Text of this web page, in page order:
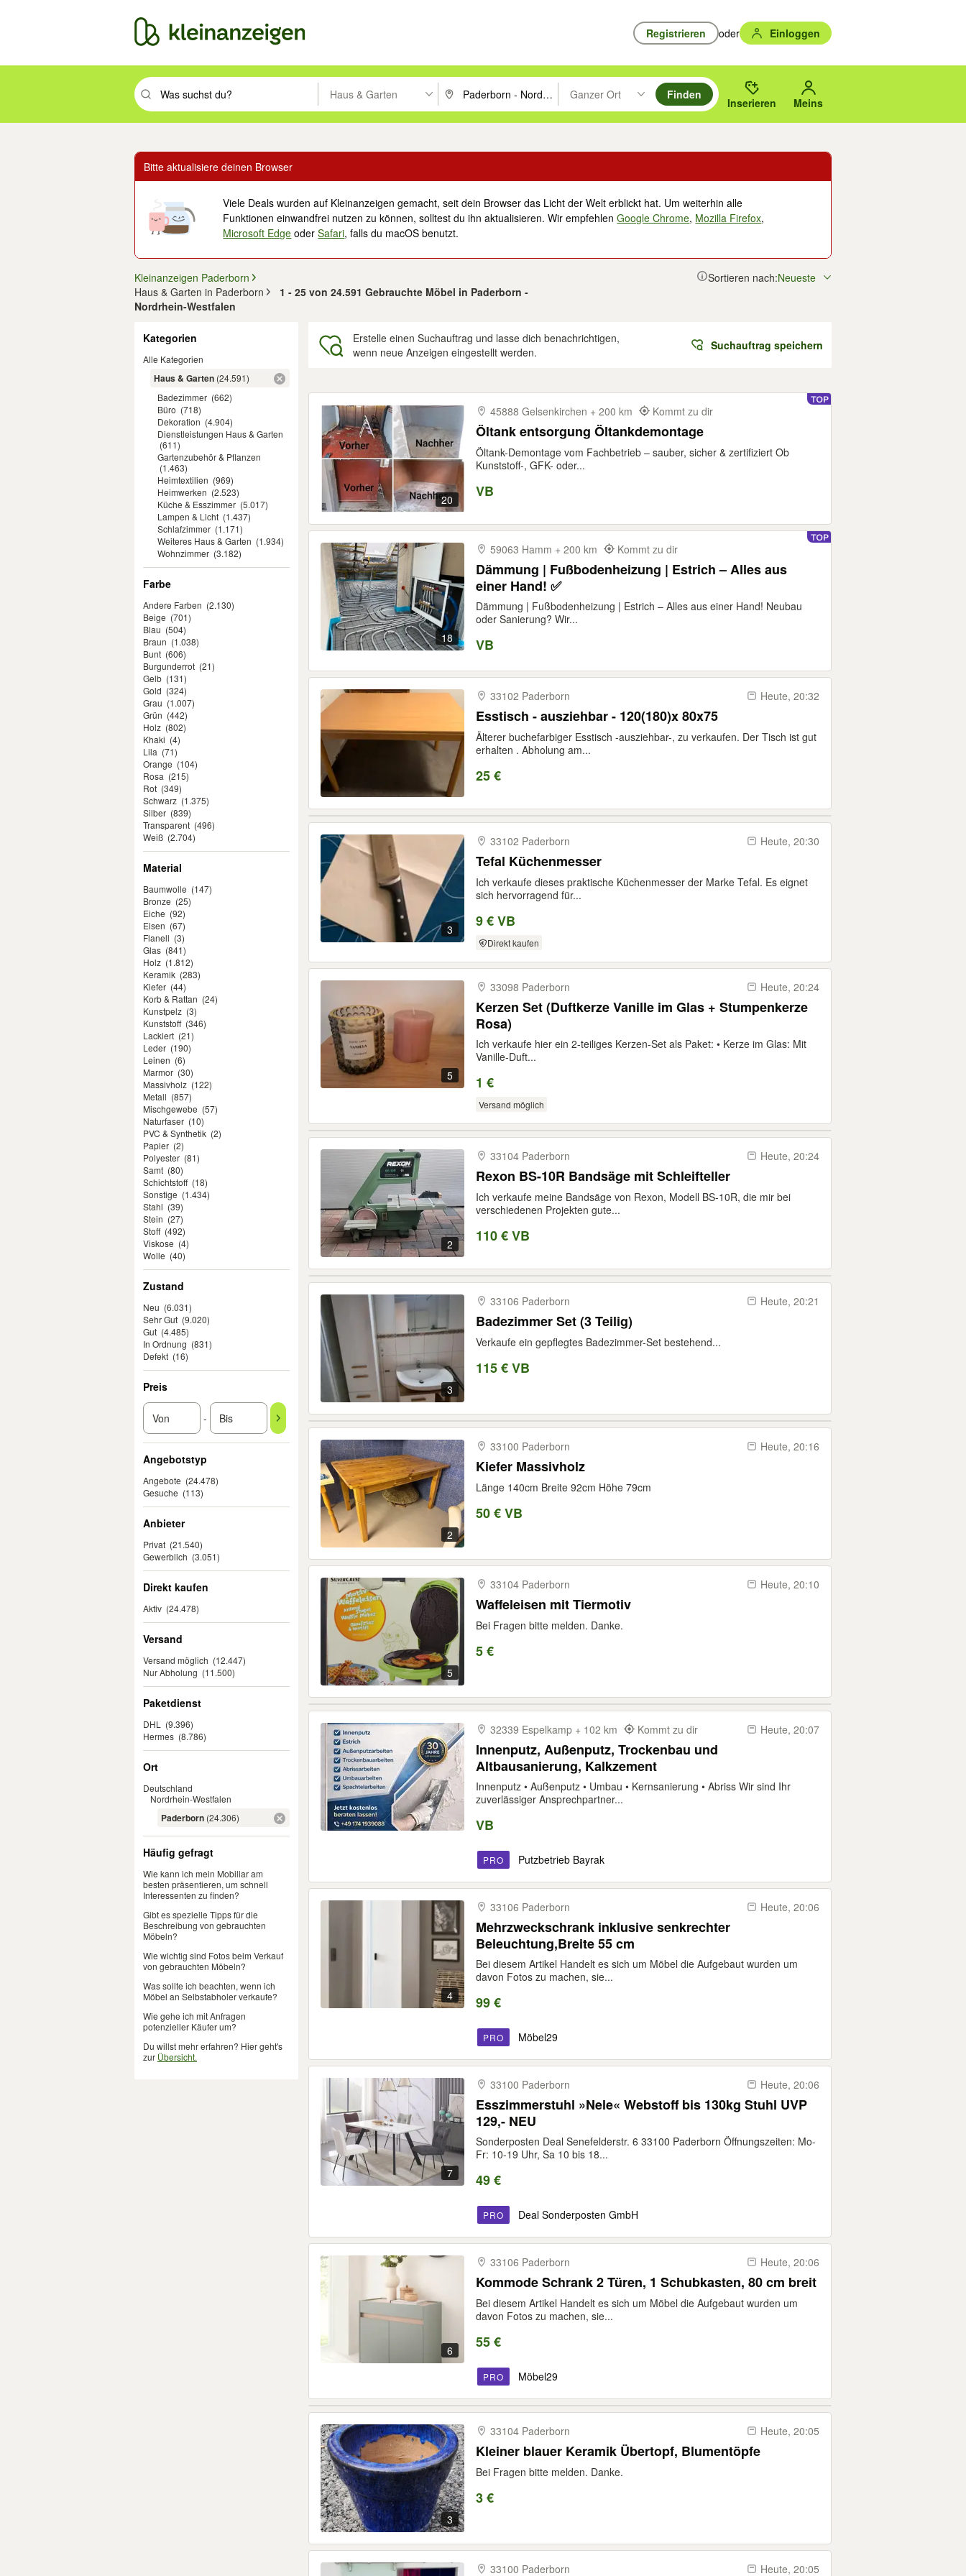
Registrieren oder Einloggen
Suchbegriff eingeben. Eingabetaste drücken um zu suchen, oder Vorschläge mit den Pfeiltasten nach oben/unten durchsuchen und mit Eingabetaste auswählen.
Haus & Garten PLZ oder Ort eingeben. Eingabetaste drücken um zu suchen, oder Vorschläge mit den Pfeiltasten nach oben/
Ganzer Ort
Suche im Umkreis des gewählten Orts oder PLZ.
Finden
Inserieren Meins
Bitte aktualisiere deinen Browser
Viele Deals wurden auf Kleinanzeigen gemacht, seit dein Browser das Licht der Welt erblickt hat. Um weiterhin alle
Funktionen einwandfrei nutzen zu können, solltest du ihn aktualisieren. Wir empfehlenGoogle Chrome, Mozilla Firefox,
Microsoft Edge oderSafari, falls du macOS benutzt.
Kleinanzeigen Paderborn
Haus & Garten in Paderborn
1 - 25 von 24.591 Gebrauchte Möbel in Paderborn -
Nordrhein-Westfalen
Sortieren nach:Neueste
Kategorien
Alle Kategorien
Haus & Garten (24.591)
Badezimmer (662)
Büro (718)
Dekoration (4.904)
Dienstleistungen Haus & Garten
(611)
Gartenzubehör & Pflanzen
(1.463)
Heimtextilien (969)
Heimwerken (2.523)
Küche & Esszimmer (5.017)
Lampen & Licht (1.437)
Schlafzimmer (1.171)
Weiteres Haus & Garten (1.934)
Wohnzimmer (3.182)
Farbe
Andere Farben (2.130)
Beige (701)
Blau (504)
Braun (1.038)
Bunt (606)
Burgunderrot (21)
Gelb (131)
Gold (324)
Grau (1.007)
Grün (442)
Holz (802)
Khaki (4)
Lila (71)
Orange (104)
Rosa (215)
Rot (349)
Schwarz (1.375)
Silber (839)
Transparent (496)
Weiß (2.704)
Material
Baumwolle (147)
Bronze (25)
Eiche (92)
Eisen (67)
Flanell (3)
Glas (841)
Holz (1.812)
Keramik (283)
Kiefer (44)
Korb & Rattan (24)
Kunstpelz (3)
Kunststoff (346)
Lackiert (21)
Leder (190)
Leinen (6)
Marmor (30)
Massivholz (122)
Metall (857)
Mischgewebe (57)
Naturfaser (10)
PVC & Synthetik (2)
Papier (2)
Polyester (81)
Samt (80)
Schichtstoff (18)
Sonstige (1.434)
Stahl (39)
Stein (27)
Stoff (492)
Viskose (4)
Wolle (40)
Zustand
Neu (6.031)
Sehr Gut (9.020)
Gut (4.485)
In Ordnung (831)
Defekt (16)
Preis
-
Angebotstyp
Angebote (24.478)
Gesuche (113)
Anbieter
Privat (21.540)
Gewerblich (3.051)
Direkt kaufen
Aktiv (24.478)
Versand
Versand möglich (12.447)
Nur Abholung (11.500)
Paketdienst
DHL
(9.396)
Hermes (8.786)
Ort
Deutschland
Nordrhein-Westfalen
Paderborn (24.306)
Häufig gefragt
Wie kann ich mein Mobiliar am
besten präsentieren, um schnell
Interessenten zu finden?
Gibt es spezielle Tipps für die
Beschreibung von gebrauchten
Möbeln?
Wie wichtig sind Fotos beim Verkauf
von gebrauchten Möbeln?
Was sollte ich beachten, wenn ich
Möbel an Selbstabholer verkaufe?
Wie gehe ich mit Anfragen
potenzieller Käufer um?
Du willst mehr erfahren? Hier geht's
zur Übersicht.
Erstelle einen Suchauftrag und lasse dich benachrichtigen,
wenn neue Anzeigen eingestellt werden.
Suchauftrag speichern
20
45888 Gelsenkirchen + 200 km Kommt zu dir
Öltank entsorgung Öltankdemontage
Öltank-Demontage vom Fachbetrieb – sauber, sicher & zertifiziert Ob
Kunststoff-, GFK- oder...
VB
18
59063 Hamm + 200 km Kommt zu dir
Dämmung | Fußbodenheizung | Estrich – Alles aus
einer Hand! ✅
Dämmung | Fußbodenheizung | Estrich – Alles aus einer Hand! Neubau
oder Sanierung? Wir...
VB
33102 Paderborn Heute, 20:32
Esstisch - ausziehbar - 120(180)x 80x75
Älterer buchefarbiger Esstisch -ausziehbar-, zu verkaufen. Der Tisch ist gut
erhalten . Abholung am...
25 €
3
33102 Paderborn Heute, 20:30
Tefal Küchenmesser
Ich verkaufe dieses praktische Küchenmesser der Marke Tefal. Es eignet
sich hervorragend für...
9 € VB
Direkt kaufen
5
33098 Paderborn Heute, 20:24
Kerzen Set (Duftkerze Vanille im Glas + Stumpenkerze
Rosa)
Ich verkaufe hier ein 2-teiliges Kerzen-Set als Paket: • ​Kerze im Glas: Mit
Vanille-Duft...
1 €
Versand möglich
2
33104 Paderborn Heute, 20:24
Rexon BS-10R Bandsäge mit Schleifteller
Ich verkaufe meine Bandsäge von Rexon, Modell BS-10R, die mir bei
verschiedenen Projekten gute...
110 € VB
3
33106 Paderborn Heute, 20:21
Badezimmer Set (3 Teilig)
Verkaufe ein gepflegtes Badezimmer-Set bestehend...
115 € VB
2
33100 Paderborn Heute, 20:16
Kiefer Massivholz
Länge 140cm Breite 92cm Höhe 79cm
50 € VB
5
33104 Paderborn Heute, 20:10
Waffeleisen mit Tiermotiv
Bei Fragen bitte melden. Danke.
5 €
32339 Espelkamp + 102 km Kommt zu dir Heute, 20:07
Innenputz, Außenputz, Trockenbau und
Altbausanierung, Kalkzement
Innenputz • Außenputz • Umbau • Kernsanierung • Abriss Wir sind Ihr
zuverlässiger Ansprechpartner...
VB
PRO Putzbetrieb Bayrak
4
33106 Paderborn Heute, 20:06
Mehrzweckschrank inklusive senkrechter
Beleuchtung,Breite 55 cm
Bei diesem Artikel Handelt es sich um Möbel die Aufgebaut wurden um
davon Fotos zu machen, sie...
99 €
PRO Möbel29
7
33100 Paderborn Heute, 20:06
Esszimmerstuhl »Nele« Webstoff bis 130kg Stuhl UVP
129,- NEU
Sonderposten Deal Senefelderstr. 6 33100 Paderborn Öffnungszeiten: Mo-
Fr: 10-19 Uhr, Sa 10 bis 18...
49 €
PRO Deal Sonderposten GmbH
6
33106 Paderborn Heute, 20:06
Kommode Schrank 2 Türen, 1 Schubkasten, 80 cm breit
Bei diesem Artikel Handelt es sich um Möbel die Aufgebaut wurden um
davon Fotos zu machen, sie...
55 €
PRO Möbel29
3
33104 Paderborn Heute, 20:05
Kleiner blauer Keramik Übertopf, Blumentöpfe
Bei Fragen bitte melden. Danke.
3 €
33100 Paderborn Heute, 20:05